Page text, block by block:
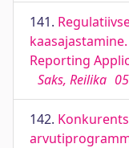
141.
Reporting
Saks, Reilika
142.